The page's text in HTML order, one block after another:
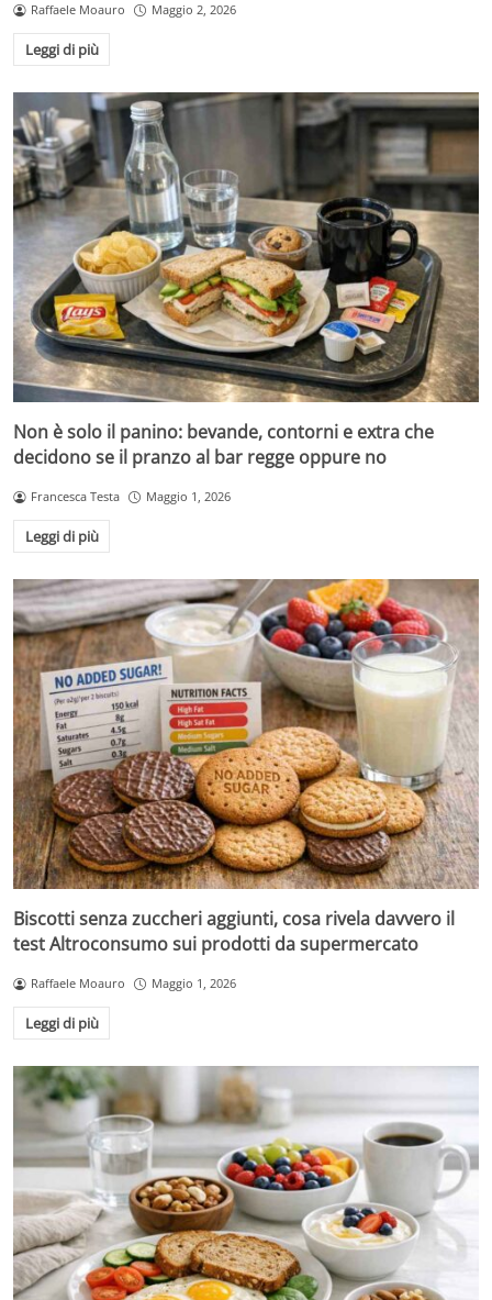
Raffaele Moauro Maggio 2, 2026
Leggi di più
Non è solo il panino: bevande, contorni e extra che
decidono se il pranzo al bar regge oppure no
Francesca Testa Maggio 1, 2026
Leggi di più
Biscotti senza zuccheri aggiunti, cosa rivela davvero il
test Altroconsumo sui prodotti da supermercato
Raffaele Moauro Maggio 1, 2026
Leggi di più